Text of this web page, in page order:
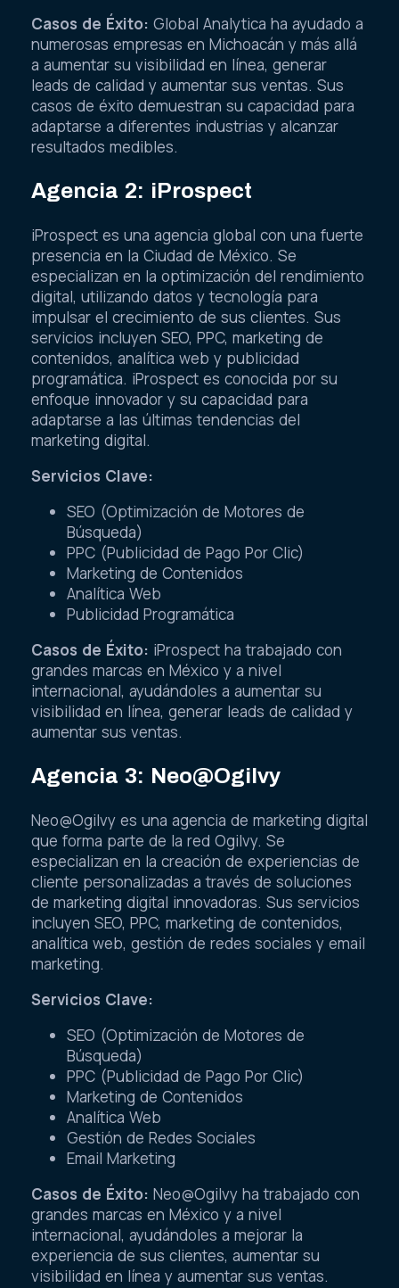
Casos de Éxito: Global Analytica ha ayudado a
numerosas empresas en Michoacán y más allá
a aumentar su visibilidad en línea, generar
leads de calidad y aumentar sus ventas. Sus
casos de éxito demuestran su capacidad para
adaptarse a diferentes industrias y alcanzar
resultados medibles.
Agencia 2: iProspect
iProspect es una agencia global con una fuerte
presencia en la Ciudad de México. Se
especializan en la optimización del rendimiento
digital, utilizando datos y tecnología para
impulsar el crecimiento de sus clientes. Sus
servicios incluyen SEO, PPC, marketing de
contenidos, analítica web y publicidad
programática. iProspect es conocida por su
enfoque innovador y su capacidad para
adaptarse a las últimas tendencias del
marketing digital.
Servicios Clave:
SEO (Optimización de Motores de
Búsqueda)
PPC (Publicidad de Pago Por Clic)
Marketing de Contenidos
Analítica Web
Publicidad Programática
Casos de Éxito: iProspect ha trabajado con
grandes marcas en México y a nivel
internacional, ayudándoles a aumentar su
visibilidad en línea, generar leads de calidad y
aumentar sus ventas.
Agencia 3: Neo@Ogilvy
Neo@Ogilvy es una agencia de marketing digital
que forma parte de la red Ogilvy. Se
especializan en la creación de experiencias de
cliente personalizadas a través de soluciones
de marketing digital innovadoras. Sus servicios
incluyen SEO, PPC, marketing de contenidos,
analítica web, gestión de redes sociales y email
marketing.
Servicios Clave:
SEO (Optimización de Motores de
Búsqueda)
PPC (Publicidad de Pago Por Clic)
Marketing de Contenidos
Analítica Web
Gestión de Redes Sociales
Email Marketing
Casos de Éxito: Neo@Ogilvy ha trabajado con
grandes marcas en México y a nivel
internacional, ayudándoles a mejorar la
experiencia de sus clientes, aumentar su
visibilidad en línea y aumentar sus ventas.